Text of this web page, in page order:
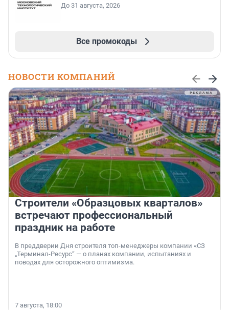
До 31 августа, 2026
Все промокоды
НОВОСТИ КОМПАНИЙ
Строители «Образцовых кварталов»
встречают профессиональный
праздник на работе
В преддверии Дня строителя топ-менеджеры компании «СЗ
„Терминал-Ресурс“ — о планах компании, испытаниях и
поводах для осторожного оптимизма.
7 августа, 18:00